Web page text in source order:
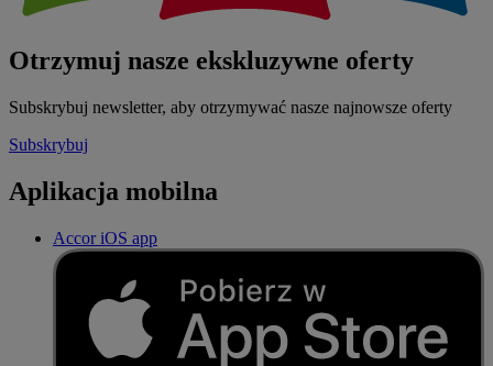
Otrzymuj nasze ekskluzywne oferty
Subskrybuj newsletter, aby otrzymywać nasze najnowsze oferty
Subskrybuj
Aplikacja mobilna
Accor iOS app